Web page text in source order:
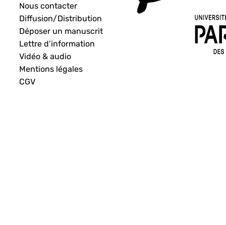
Nous contacter
Diffusion/Distribution
Déposer un manuscrit
Lettre d’information
Vidéo & audio
Mentions légales
CGV